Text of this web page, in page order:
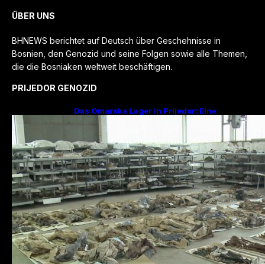
ÜBER UNS
BHNEWS berichtet auf Deutsch über Geschehnisse in
Bosnien, den Genozid und seine Folgen sowie alle Themen,
die die Bosniaken weltweit beschäftigen.
PRIJEDOR GENOZID
Das Omarska Lager in Prijedor: Eine
Todesfabrik ohne Krieg